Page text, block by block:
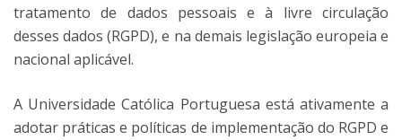
tratamento de dados pessoais e à livre circulação
desses dados (RGPD), e na demais legislação europeia e
nacional aplicável.
A Universidade Católica Portuguesa está ativamente a
adotar práticas e políticas de implementação do RGPD e